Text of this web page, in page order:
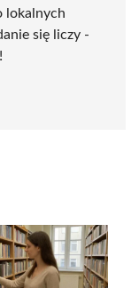
lokalnych
się liczy -